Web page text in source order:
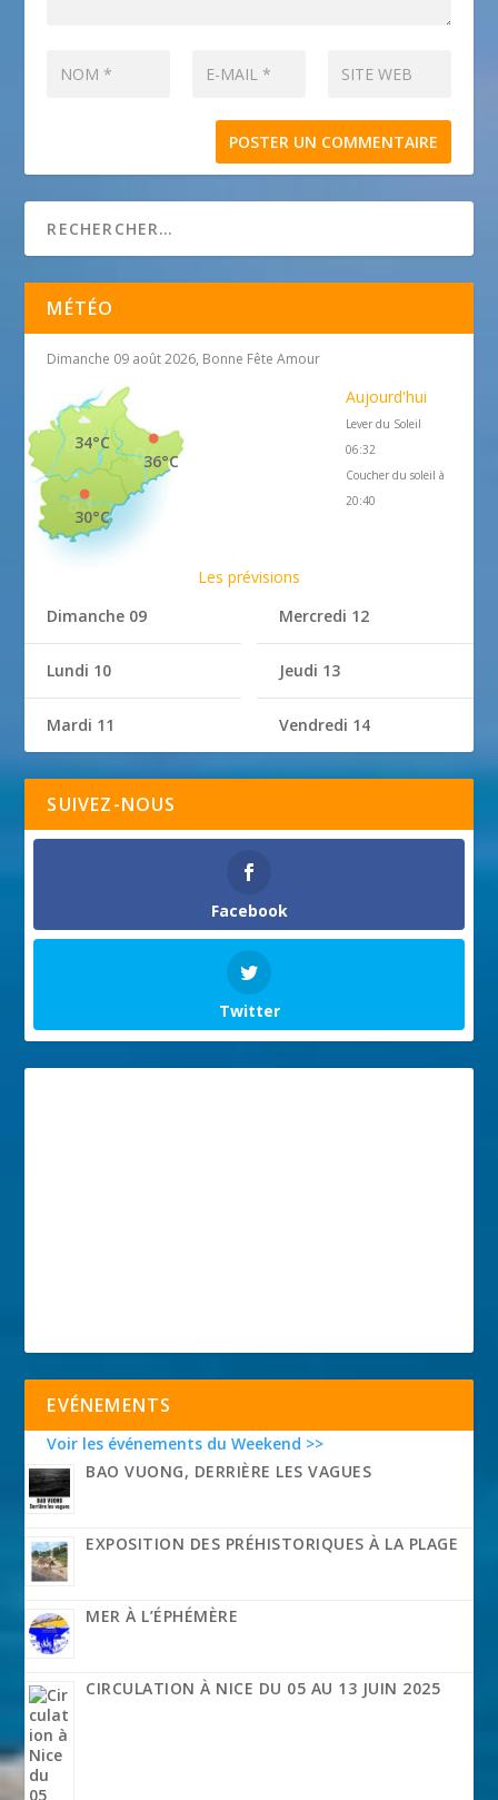
MÉTÉO
Dimanche 09 août 2026, Bonne Fête Amour
36°C
34°C
30°C
Aujourd'hui
Lever du Soleil
06:32
Coucher du soleil à
20:40
Les prévisions
Dimanche 09
Lundi 10
Mardi 11
Mercredi 12
Jeudi 13
Vendredi 14
SUIVEZ-NOUS
Facebook
Twitter
EVÉNEMENTS
Voir les événements du Weekend >>
BAO VUONG, DERRIÈRE LES VAGUES
EXPOSITION DES PRÉHISTORIQUES À LA PLAGE
MER À L’ÉPHÉMÈRE
CIRCULATION À NICE DU 05 AU 13 JUIN 2025